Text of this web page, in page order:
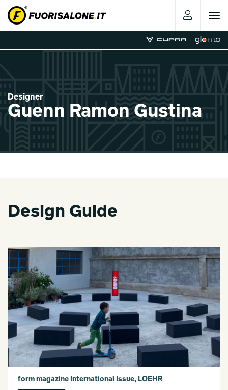
Toggle
Designer
Guenn Ramon Gustina
Design Guide
form magazine International Issue, LOEHR